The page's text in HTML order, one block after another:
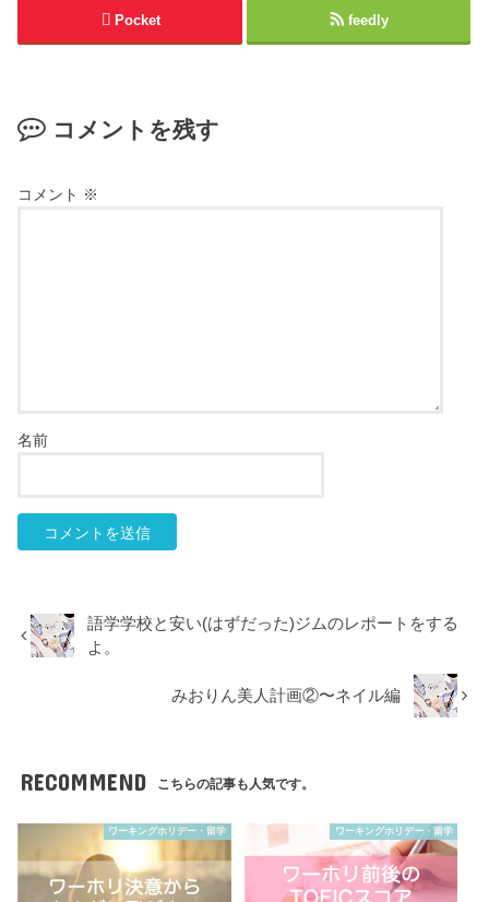
Pocket feedly
コメントを残す
コメント ※
名前
語学学校と安い(はずだった)ジムのレポートをする
よ。
みおりん美人計画②〜ネイル編
RECOMMEND こちらの記事も人気です。
ワーキングホリデー・留学 ワーキングホリデー・留学